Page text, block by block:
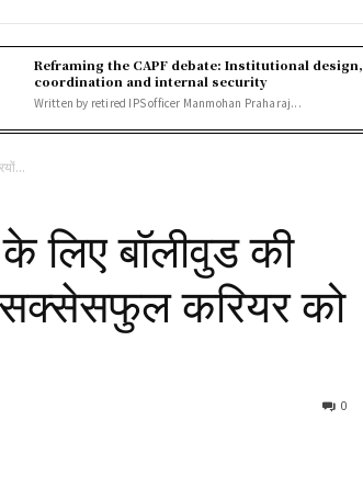
Reframing the CAPF debate: Institutional design,
coordination and internal security
Written by retired IPS officer Manmohan Praharaj...
लिए बॉलीवुड की
करियर को
0